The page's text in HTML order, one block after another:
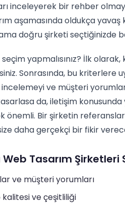
inceleyerek bir rehber
aşamasında oldukça
doğru şirketi seçtiğinizde
seçim yapmalısınız? İlk
Sonrasında, bu kriterlere
ve müşteri
da, iletişim
önemli. Bir şirketin
daha gerçekçi bir fikir
Tasarım Şirketleri
ve müşteri yorumları
ve çeşitliliği